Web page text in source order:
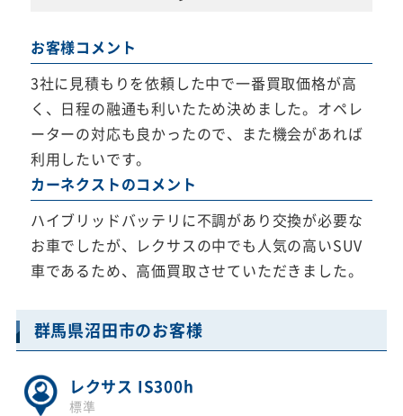
お客様コメント
3社に見積もりを依頼した中で一番買取価格が高
く、日程の融通も利いたため決めました。オペレ
ーターの対応も良かったので、また機会があれば
利用したいです。
カーネクストのコメント
ハイブリッドバッテリに不調があり交換が必要な
お車でしたが、レクサスの中でも人気の高いSUV
車であるため、高価買取させていただきました。
群馬県沼田市のお客様
レクサス IS300h
標準